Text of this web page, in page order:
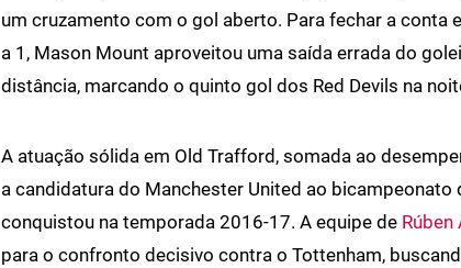
um cruzamento com o gol aberto. Para fechar a conta
a 1, Mason Mount aproveitou uma saída errada do
distância, marcando o quinto gol dos Red Devils na
A atuação sólida em Old Trafford, somada ao
a candidatura do Manchester United ao bicampeonato
conquistou na temporada 2016-17. A equipe de Rúben
para o confronto decisivo contra o Tottenham,